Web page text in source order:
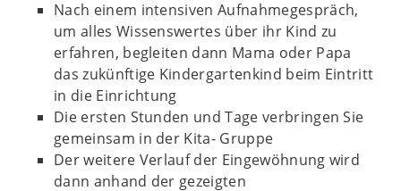
Nach einem intensiven Aufnahmegespräch,
um alles Wissenswertes über ihr Kind zu
erfahren, begleiten dann Mama oder Papa
das zukünftige Kindergartenkind beim Eintritt
in die Einrichtung
Die ersten Stunden und Tage verbringen Sie
gemeinsam in der Kita- Gruppe
Der weitere Verlauf der Eingewöhnung wird
dann anhand der gezeigten